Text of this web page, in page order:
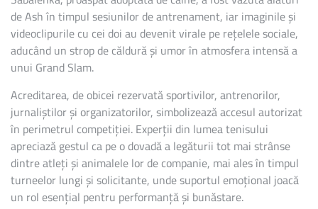
de Ash în timpul sesiunilor de antrenament, iar imaginile și
videoclipurile cu cei doi au devenit virale pe rețelele sociale,
aducând un strop de căldură și umor în atmosfera intensă a
unui Grand Slam.
Acreditarea, de obicei rezervată sportivilor, antrenorilor,
jurnaliștilor și organizatorilor, simbolizează accesul autorizat
în perimetrul competiției. Experții din lumea tenisului
apreciază gestul ca pe o dovadă a legăturii tot mai strânse
dintre atleți și animalele lor de companie, mai ales în timpul
turneelor lungi și solicitante, unde suportul emoțional joacă
un rol esențial pentru performanță și bunăstare.